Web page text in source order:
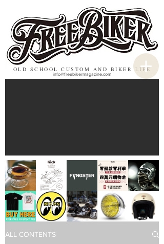
OLD SCHOOL CUSTOM AND BIKER LIFE
info@freebikermagazine.com
ALL CONTENTS